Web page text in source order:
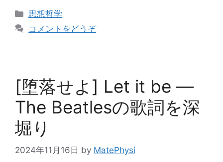
カ
テ
思想哲学
コメントをどうぞ
[堕落せよ] Let it be ―
The Beatlesの歌詞を深
堀り
2024年11月16日 by MatePhysi